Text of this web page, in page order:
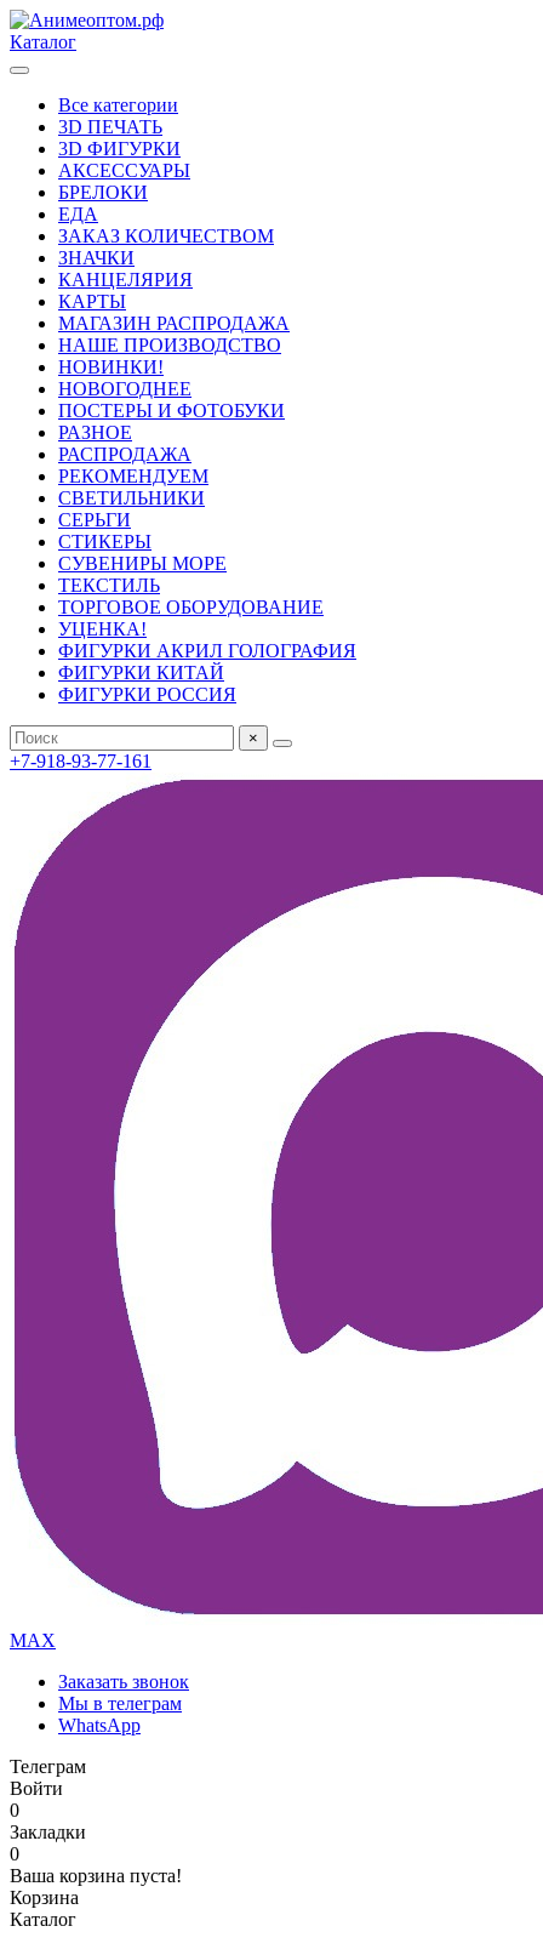
Каталог
Все категории
3D ПЕЧАТЬ
3D ФИГУРКИ
АКСЕССУАРЫ
БРЕЛОКИ
ЕДА
ЗАКАЗ КОЛИЧЕСТВОМ
ЗНАЧКИ
КАНЦЕЛЯРИЯ
КАРТЫ
МАГАЗИН РАСПРОДАЖА
НАШЕ ПРОИЗВОДСТВО
НОВИНКИ!
НОВОГОДНЕЕ
ПОСТЕРЫ И ФОТОБУКИ
РАЗНОЕ
РАСПРОДАЖА
РЕКОМЕНДУЕМ
СВЕТИЛЬНИКИ
СЕРЬГИ
СТИКЕРЫ
СУВЕНИРЫ МОРЕ
ТЕКСТИЛЬ
ТОРГОВОЕ ОБОРУДОВАНИЕ
УЦЕНКА!
ФИГУРКИ АКРИЛ ГОЛОГРАФИЯ
ФИГУРКИ КИТАЙ
ФИГУРКИ РОССИЯ
×
+7-918-93-77-161
MAX
Заказать звонок
Мы в телеграм
WhatsApp
Телеграм
Войти
0
Закладки
0
Ваша корзина пуста!
Корзина
Каталог